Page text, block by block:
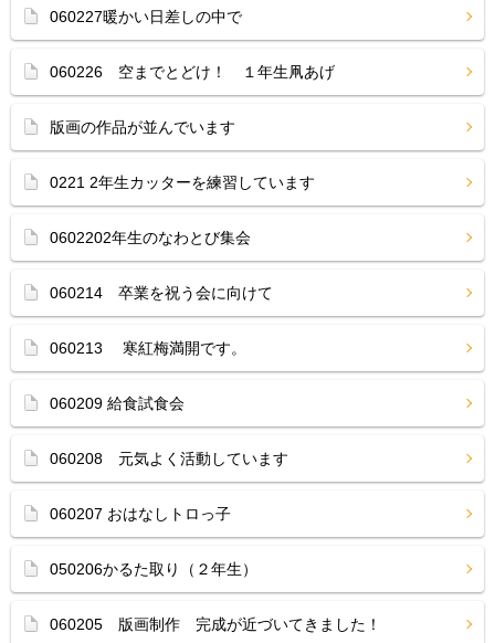
060227暖かい日差しの中で
060226 空までとどけ！ １年生凧あげ
版画の作品が並んでいます
0221 2年生カッターを練習しています
0602202年生のなわとび集会
060214 卒業を祝う会に向けて
060213 寒紅梅満開です。
060209 給食試食会
060208 元気よく活動しています
060207 おはなしトロっ子
050206かるた取り（２年生）
060205 版画制作 完成が近づいてきました！